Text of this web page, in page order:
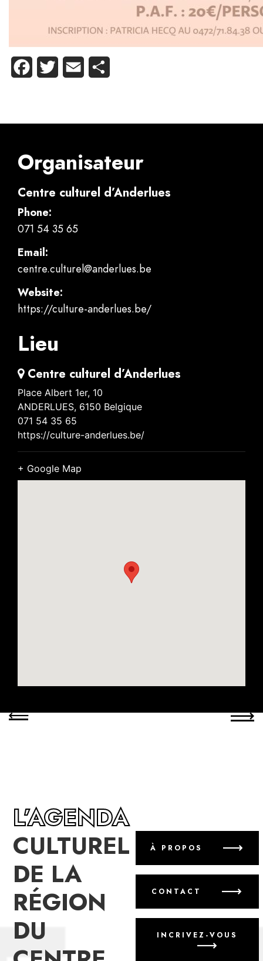
Facebook
Twitter Email
Organisateur
Centre culturel d’Anderlues
Phone:
071 54 35 65
Email:
centre.culturel@anderlues.be
Website:
https://culture-anderlues.be/
Lieu
Centre culturel d’Anderlues
Place Albert 1er, 10
ANDERLUES, 6150 Belgique
071 54 35 65
https://culture-anderlues.be/
+ Google Map
L’AGENDA
CULTUREL
DE LA
RÉGION
DU
À PROPOS
CONTACT
INCRIVEZ-VOUS